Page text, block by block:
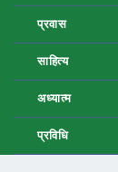
प्रवास
साहित्य
अध्यात्म
प्रविधि